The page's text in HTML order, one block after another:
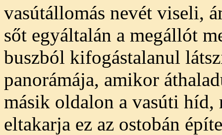
vasútállomás nevét viseli,
sőt egyáltalán a megállót
buszból kifogástalanul
panorámája, amikor
másik oldalon a vasúti híd,
eltakarja ez az ostobán